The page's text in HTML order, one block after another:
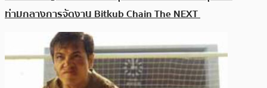
ท่ามกลางการจัดงาน Bitkub Chain The NEXT